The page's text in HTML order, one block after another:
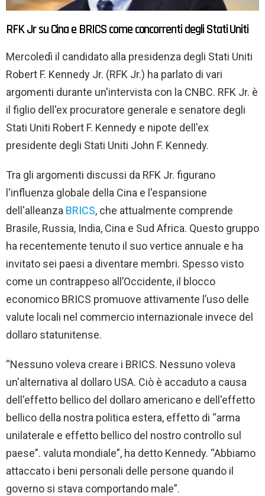
RFK Jr su Cina e BRICS come concorrenti degli Stati Uniti
Mercoledì il candidato alla presidenza degli Stati Uniti
Robert F. Kennedy Jr. (RFK Jr.) ha parlato di vari
argomenti durante un'intervista con la CNBC. RFK Jr. è
il figlio dell'ex procuratore generale e senatore degli
Stati Uniti Robert F. Kennedy e nipote dell'ex
presidente degli Stati Uniti John F. Kennedy.
Tra gli argomenti discussi da RFK Jr. figurano
l'influenza globale della Cina e l'espansione
dell'alleanza BRICS, che attualmente comprende
Brasile, Russia, India, Cina e Sud Africa. Questo gruppo
ha recentemente tenuto il suo vertice annuale e ha
invitato sei paesi a diventare membri. Spesso visto
come un contrappeso all’Occidente, il blocco
economico BRICS promuove attivamente l’uso delle
valute locali nel commercio internazionale invece del
dollaro statunitense.
“Nessuno voleva creare i BRICS. Nessuno voleva
un'alternativa al dollaro USA. Ciò è accaduto a causa
dell'effetto bellico del dollaro americano e dell'effetto
bellico della nostra politica estera, effetto di “arma
unilaterale e effetto bellico del nostro controllo sul
paese”. valuta mondiale”, ha detto Kennedy. “Abbiamo
attaccato i beni personali delle persone quando il
governo si stava comportando male”.